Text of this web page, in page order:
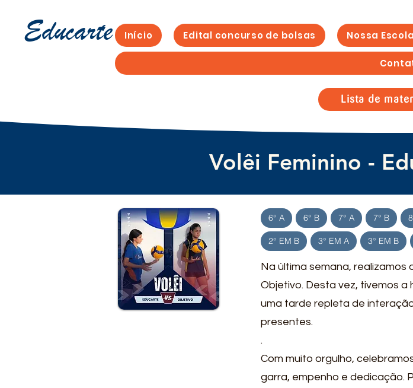
Educarte Início Edital concurso de bolsas Nossa Escola
Lista de
Volêi Feminino -
6° A 6° B 7° A 7° B
2° EM B 3° EM A 3° EM B
Na última semana,
Objetivo. Desta vez, tivemos
uma tarde repleta de
presentes.
.
Com muito orgulho,
garra, empenho e dedicação.